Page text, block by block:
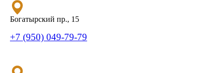
Богатырский пр., 15
+7 (950) 049-79-79